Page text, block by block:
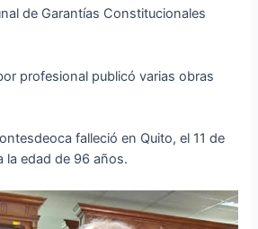
de Garantías Constitucionales
profesional publicó varias obras
falleció en Quito, el 11 de
la edad de 96 años.